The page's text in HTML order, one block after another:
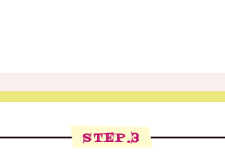
STEP.3